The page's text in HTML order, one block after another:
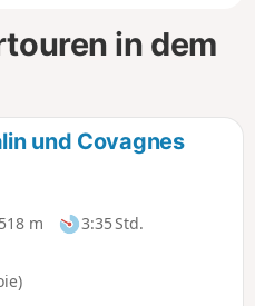
in dem
und Covagnes
m
3:35 Std.